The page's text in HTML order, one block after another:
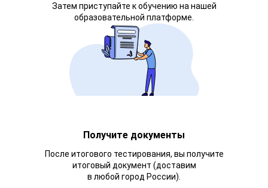
Затем приступайте к обучению на нашей
образовательной платформе.
Получите документы
После итогового тестирования, вы получите
итоговый документ (доставим
в любой город России).